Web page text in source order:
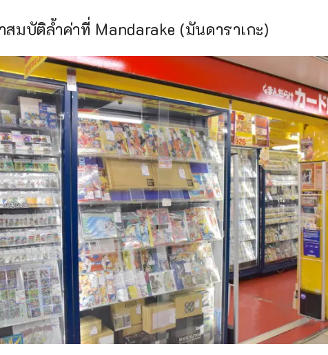
สมบัติล้ำค่าที่ Mandarake (มันดาราเกะ)